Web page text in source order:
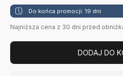
Do końca promocji: 19 dni
Najniższa cena z 30 dni przed
DODAJ DO